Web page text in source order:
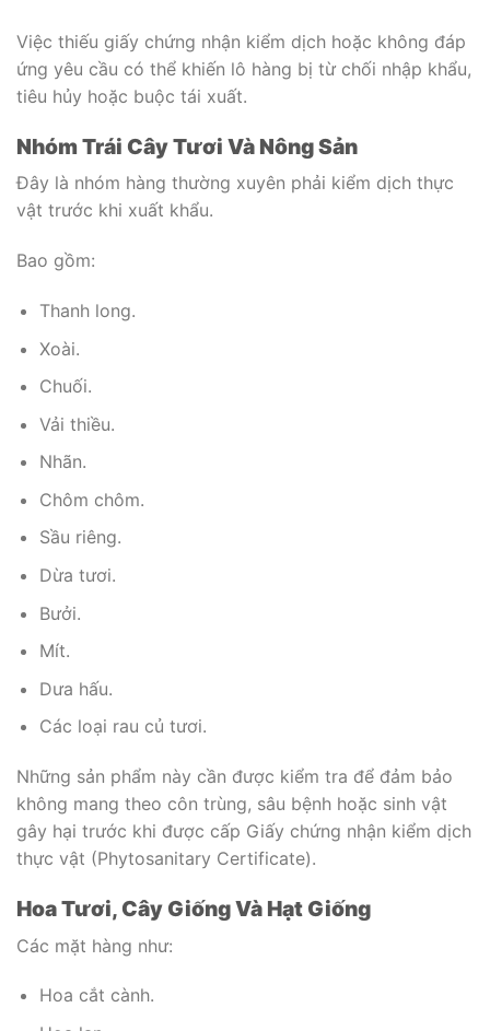
Việc thiếu giấy chứng nhận kiểm dịch hoặc không đáp
ứng yêu cầu có thể khiến lô hàng bị từ chối nhập khẩu,
tiêu hủy hoặc buộc tái xuất.
Nhóm Trái Cây Tươi Và Nông Sản
Đây là nhóm hàng thường xuyên phải kiểm dịch thực
vật trước khi xuất khẩu.
Bao gồm:
Thanh long.
Xoài.
Chuối.
Vải thiều.
Nhãn.
Chôm chôm.
Sầu riêng.
Dừa tươi.
Bưởi.
Mít.
Dưa hấu.
Các loại rau củ tươi.
Những sản phẩm này cần được kiểm tra để đảm bảo
không mang theo côn trùng, sâu bệnh hoặc sinh vật
gây hại trước khi được cấp Giấy chứng nhận kiểm dịch
thực vật (Phytosanitary Certificate).
Hoa Tươi, Cây Giống Và Hạt Giống
Các mặt hàng như:
Hoa cắt cành.